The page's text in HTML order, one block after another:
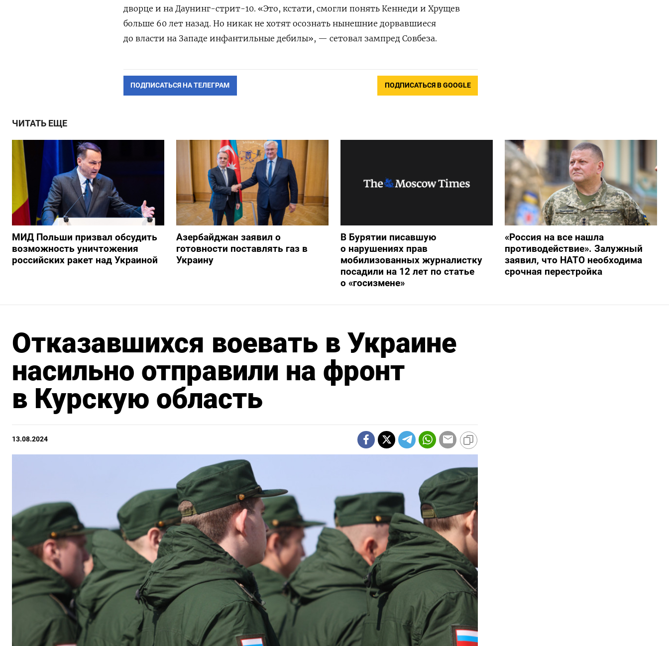
дворце и на Даунинг-стрит-10. «Это, кстати, смогли понять Кеннеди и Хрущев
больше 60 лет назад. Но никак не хотят осознать нынешние дорвавшиеся
до власти на Западе инфантильные дебилы», — сетовал зампред Совбеза.
ПОДПИСАТЬСЯ НА ТЕЛЕГРАМ ПОДПИСАТЬСЯ В GOOGLE
ЧИТАТЬ ЕЩЕ
МИД Польши призвал обсудить
возможность уничтожения
российских ракет над Украиной
Азербайджан заявил о
готовности поставлять газ в
Украину
В Бурятии писавшую
о нарушениях прав
мобилизованных журналистку
посадили на 12 лет по статье
о «госизмене»
«Россия на все нашла
противодействие». Залужный
заявил, что НАТО необходима
срочная перестройка
Отказавшихся воевать в Украине
насильно отправили на фронт
в Курскую область
13.08.2024